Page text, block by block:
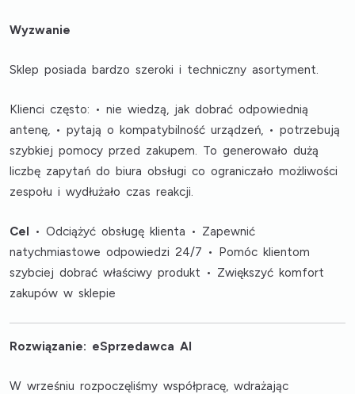
Wyzwanie
Sklep posiada bardzo szeroki i techniczny asortyment.
Klienci często: • nie wiedzą, jak dobrać odpowiednią
antenę, • pytają o kompatybilność urządzeń, • potrzebują
szybkiej pomocy przed zakupem. To generowało dużą
liczbę zapytań do biura obsługi co ograniczało możliwości
zespołu i wydłużało czas reakcji.
Cel • Odciążyć obsługę klienta • Zapewnić
natychmiastowe odpowiedzi 24/7 • Pomóc klientom
szybciej dobrać właściwy produkt • Zwiększyć komfort
zakupów w sklepie
Rozwiązanie: eSprzedawca AI
W wrześniu rozpoczęliśmy współpracę, wdrażając